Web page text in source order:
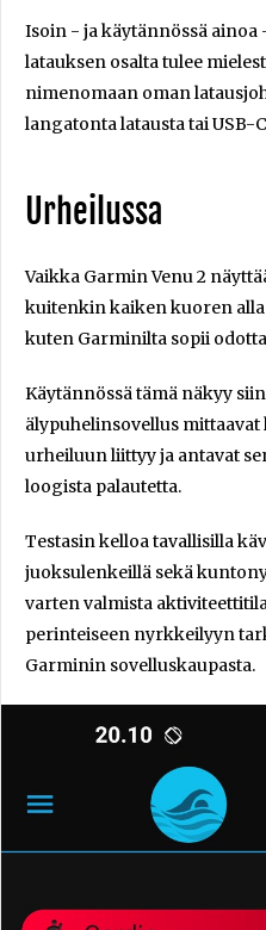
Isoin - ja käytännössä
latauksen osalta tulee
nimenomaan oman
langatonta latausta tai USB-
Urheilussa
Vaikka Garmin Venu 2
kuitenkin kaiken kuoren
kuten Garminilta sopii
Käytännössä tämä näkyy
älypuhelinsovellus
urheiluun liittyy ja antavat
loogista palautetta.
Testasin kelloa tavallisilla
juoksulenkeillä sekä
varten valmista
perinteiseen nyrkkeilyyn
Garminin sovelluskaupasta.